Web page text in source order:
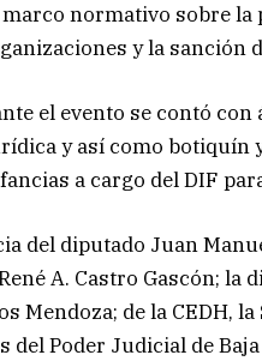
normativo sobre
y la sanción
el evento se contó
y así como botiquín
a cargo del DIF
del diputado Juan
A. Castro Gascón;
Mendoza; de la CEDH,
del Poder Judicial de